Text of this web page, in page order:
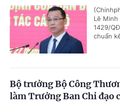
Lê
1429/
chuẩn
Bộ trưởng Bộ Công
làm Trưởng Ban Chỉ đạo